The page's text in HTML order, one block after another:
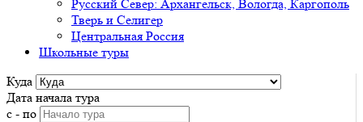
Русский Север: Архангельск, Вологда, Каргополь
Тверь и Селигер
Центральная Россия
Школьные туры
Куда
Дата начала тура
с - по